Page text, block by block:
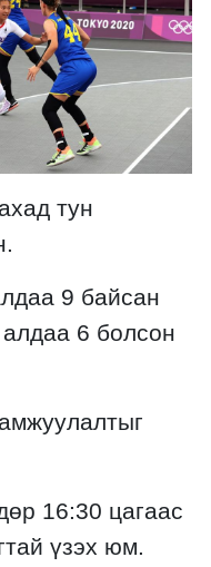
тун
9 байсан
алдаа 6 болсон
16:30 цагаас
үзэх юм.